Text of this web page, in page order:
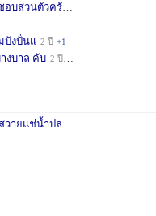
วนตัวครับ... เ
ปังปั่นแ 2 ปี +1
งบาล คับ 2 ปี
ายแช่น้ำปลา